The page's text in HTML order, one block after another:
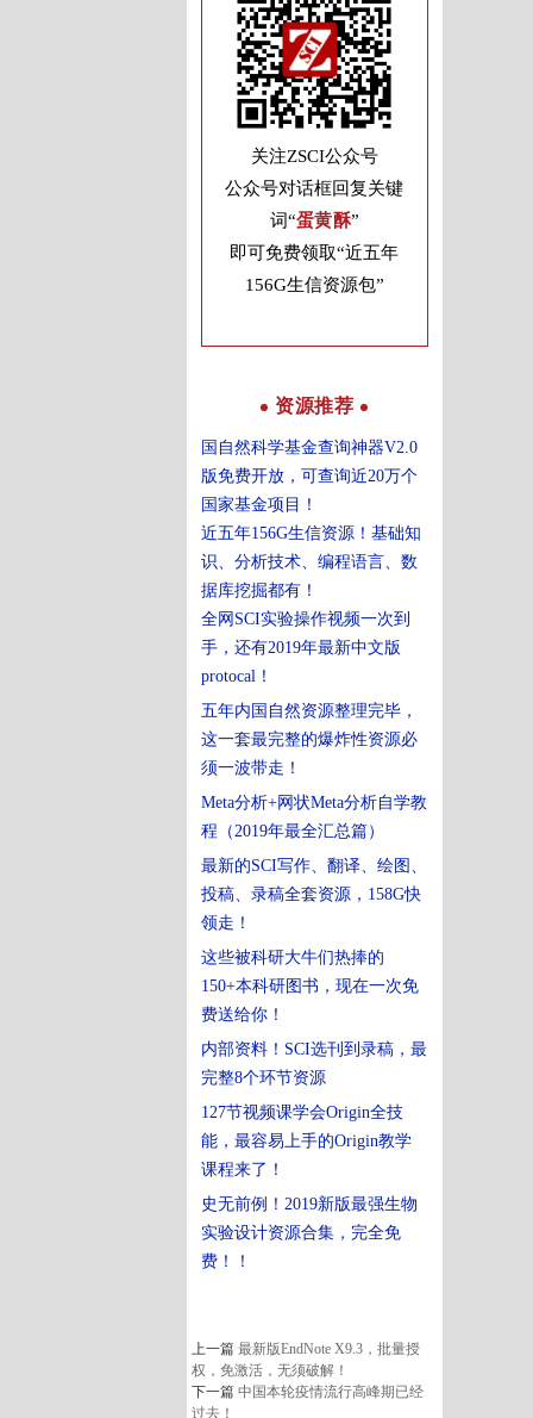
关注ZSCI公众号
公众号对话框回复关键
词“蛋黄酥”
即可免费领取“近五年
156G生信资源包”
资源推荐
国自然科学基金查询神器V2.0
版免费开放，可查询近20万个
国家基金项目！
近五年156G生信资源！基础知
识、分析技术、编程语言、数
据库挖掘都有！
全网SCI实验操作视频一次到
手，还有2019年最新中文版
protocal！
五年内国自然资源整理完毕，
这一套最完整的爆炸性资源必
须一波带走！
Meta分析+网状Meta分析自学教
程（2019年最全汇总篇）
最新的SCI写作、翻译、绘图、
投稿、录稿全套资源，158G快
领走！
这些被科研大牛们热捧的
150+本科研图书，现在一次免
费送给你！
内部资料！SCI选刊到录稿，最
完整8个环节资源
127节视频课学会Origin全技
能，最容易上手的Origin教学
课程来了！
史无前例！2019新版最强生物
实验设计资源合集，完全免
费！
！
上一篇最新版EndNote X9.3，批量授
权，免激活，无须破解！
下一篇中国本轮疫情流行高峰期已经
过去！